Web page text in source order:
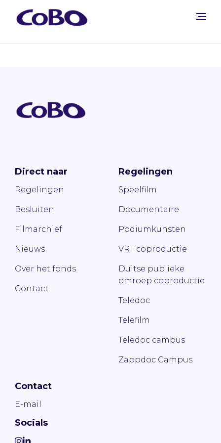
Direct naar
Regelingen
Besluiten
Filmarchief
Nieuws
Over het fonds
Contact
Regelingen
Speelfilm
Documentaire
Podiumkunsten
VRT coproductie
Duitse publieke
omroep coproductie
Teledoc
Telefilm
Teledoc campus
Zappdoc Campus
Contact
E-mail
Socials